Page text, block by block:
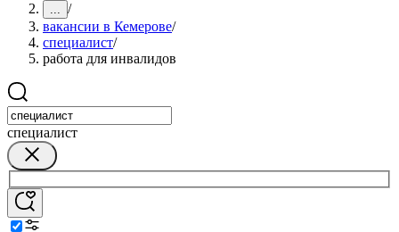
... /
вакансии в Кемерове/
специалист/
работа для инвалидов
специалист